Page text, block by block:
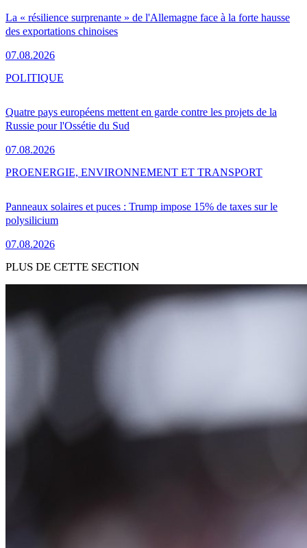
La « résilience surprenante » de l'Allemagne face à la forte hausse
des exportations chinoises
07.08.2026
Quatre pays européens mettent en garde contre les projets de la
Russie pour l'Ossétie du Sud
07.08.2026
POLITIQUE
Panneaux solaires et puces : Trump impose 15% de taxes sur le
polysilicium
07.08.2026
PROENERGIE, ENVIRONNEMENT ET TRANSPORT
PLUS DE CETTE SECTION